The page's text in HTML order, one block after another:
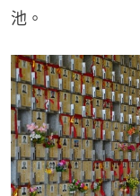
池。